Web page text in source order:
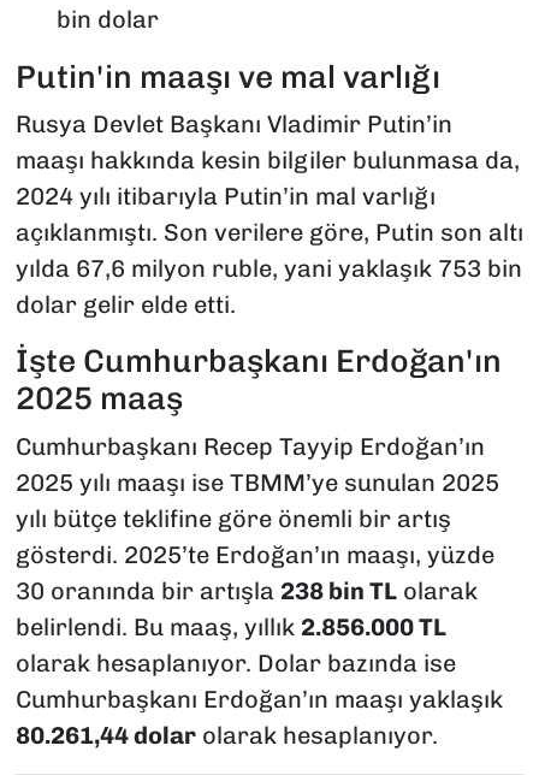
bin dolar
Putin'in maaşı ve mal varlığı
Rusya Devlet Başkanı Vladimir Putin’in
maaşı hakkında kesin bilgiler bulunmasa da,
2024 yılı itibarıyla Putin’in mal varlığı
açıklanmıştı. Son verilere göre, Putin son altı
yılda 67,6 milyon ruble, yani yaklaşık 753 bin
dolar gelir elde etti.
İşte Cumhurbaşkanı Erdoğan'ın
2025 maaş
Cumhurbaşkanı Recep Tayyip Erdoğan’ın
2025 yılı maaşı ise TBMM’ye sunulan 2025
yılı bütçe teklifine göre önemli bir artış
gösterdi. 2025’te Erdoğan’ın maaşı, yüzde
30 oranında bir artışla 238 bin TLolarak
belirlendi. Bu maaş, yıllık 2.856.000 TL
olarak hesaplanıyor. Dolar bazında ise
Cumhurbaşkanı Erdoğan’ın maaşı yaklaşık
80.261,44 dolarolarak hesaplanıyor.